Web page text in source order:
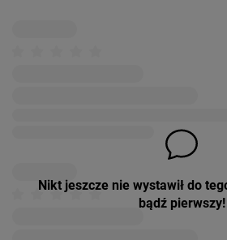
Nikt jeszcze nie wystawił do
bądź pierwszy!